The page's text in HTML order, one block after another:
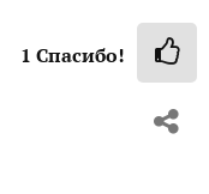
1 Спасибо!